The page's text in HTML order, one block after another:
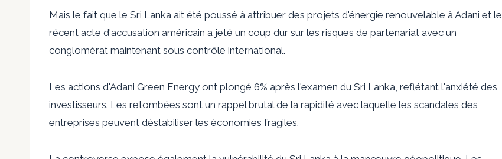
Mais le fait que le Sri Lanka ait été poussé à attribuer des projets d'énergie renouvelable à Adani et le
récent acte d'accusation américain a jeté un coup dur sur les risques de partenariat avec un
conglomérat maintenant sous contrôle international.
Les actions d'Adani Green Energy ont plongé 6% après l'examen du Sri Lanka, reflétant l'anxiété des
investisseurs. Les retombées sont un rappel brutal de la rapidité avec laquelle les scandales des
entreprises peuvent déstabiliser les économies fragiles.